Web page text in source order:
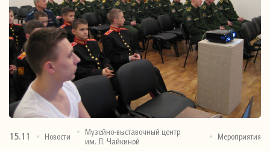
15.11 Новости
Музейно-выставочный центр
им. Л. Чайкиной
Мероприятия